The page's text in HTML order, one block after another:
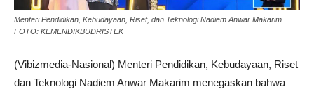
Menteri Pendidikan, Kebudayaan, Riset, dan Teknologi Nadiem Anwar Makarim.
FOTO: KEMENDIKBUDRISTEK
(Vibizmedia-Nasional) Menteri Pendidikan, Kebudayaan, Riset
dan Teknologi Nadiem Anwar Makarim menegaskan bahwa